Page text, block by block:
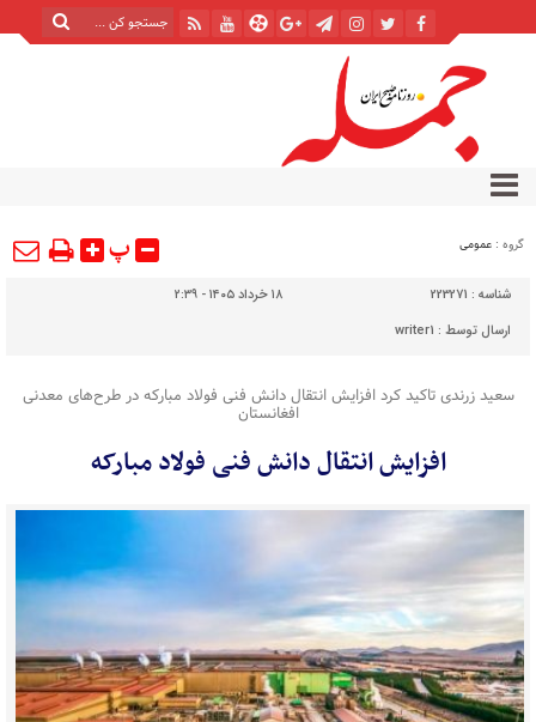
گروه : عمومی پ
شناسه : 223271
۱۸ خرداد ۱۴۰۵ - ۲:۳۹
ارسال توسط : writer1
سعید زرندی تاکید کرد افزایش انتقال دانش فنی فولاد مبارکه در طرح‌های معدنی
افغانستان
افزایش انتقال دانش فنی فولاد مبارکه